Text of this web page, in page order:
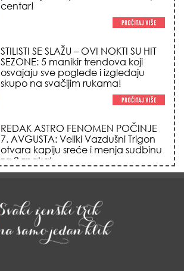
REDAK ASTRO FENOMEN POČINJE
otvara kapiju sreće i menja sudbinu
za 3 znaka!
LJUDI U SRBIJI MASOVNO KUPUJU
peškirom i ledom koji rashlađuje stan
na +35 za 10 minuta (BEZ KLIME)!
ako želite da vam kosa raste kao iz
vode i privučete novu ljubav!